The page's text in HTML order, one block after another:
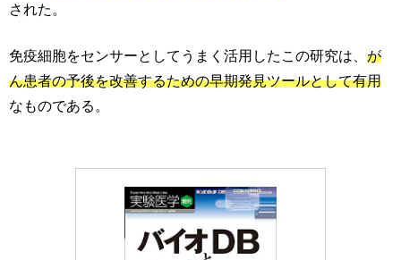
された。
免疫細胞をセンサーとしてうまく活用したこの研究は、 が
ん患者の予後を改善するための早期発見ツールとして有用
なものである。